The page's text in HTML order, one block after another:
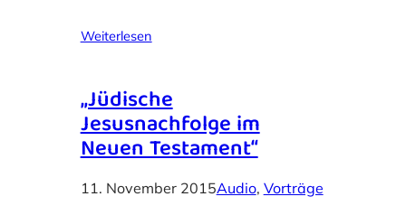
Weiterlesen
„Jüdische
Jesusnachfolge im
Neuen Testament“
11. November 2015Audio, Vorträge